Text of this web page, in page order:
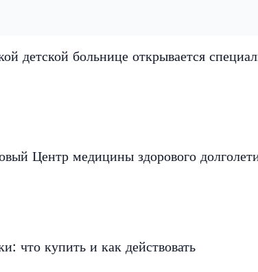
детской больнице открывается
Центр медицины здорового
что купить и как действовать